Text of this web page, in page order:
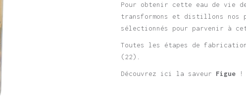
Pour obtenir cette eau de vie de
transformons et distillons nos
sélectionnés pour parvenir à cet
Toutes les étapes de
(22).
Découvrez ici la saveur Figue!